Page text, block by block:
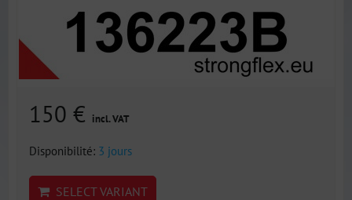
150 € incl. VAT
Disponibilité: 3 jours
SELECT VARIANT